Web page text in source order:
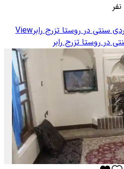
نفر
سنتی در روستا تزرج رابرView
در روستا تزرج رابر